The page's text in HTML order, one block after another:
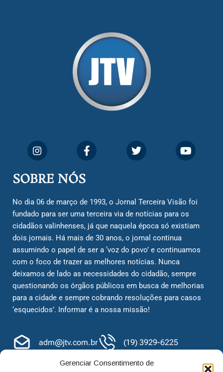
Gerenciar Consentimento de
SOBRE NÓS
No dia 06 de março de 1993, o Jornal Terceira Visão foi
fundado para ser uma terceira via de notícias para os
cidadãos valinhenses, já que naquela época só existiam
dois jornais. Há mais de 30 anos, o jornal continua
assumindo o papel de ser a ‘voz do povo’ e continuamos
com o foco de trazer as melhores notícias. Nunca
deixamos de lado as necessidades do cidadão, sempre
questionando os órgãos públicos em busca de melhorias
para a cidade e sempre cobrando resoluções para casos
‘esquecidos’. Informar é a nossa missão!
adm@jtv.com.br
(19) 3929-6225
(19) 99450-1424